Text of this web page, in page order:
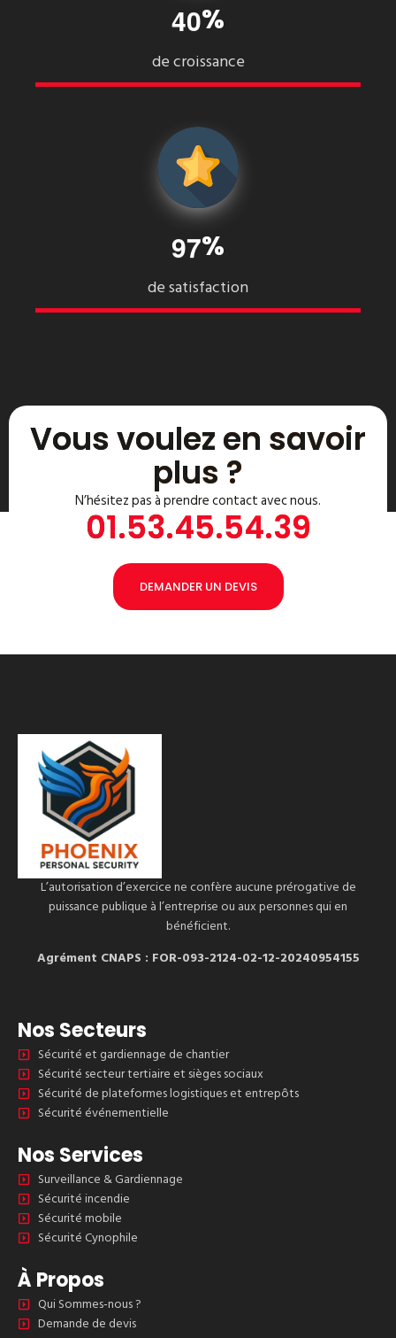
40%
de croissance
97%
de satisfaction
Vous voulez en savoir
plus ?
N’hésitez pas à prendre contact avec nous.
01.53.45.54.39
DEMANDER UN DEVIS
L’autorisation d’exercice ne confère aucune prérogative de
puissance publique à l’entreprise ou aux personnes qui en
bénéficient.
Agrément CNAPS : FOR-093-2124-02-12-20240954155
Nos Secteurs
Sécurité et gardiennage de chantier
Sécurité secteur tertiaire et sièges sociaux
Sécurité de plateformes logistiques et entrepôts
Sécurité événementielle
Nos Services
Surveillance & Gardiennage
Sécurité incendie
Sécurité mobile
Sécurité Cynophile
À Propos
Qui Sommes-nous ?
Demande de devis